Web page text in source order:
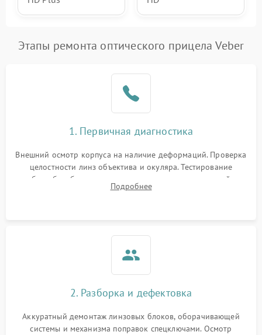
Этапы ремонта оптического прицела Veber
1. Первичная диагностика
Внешний осмотр корпуса на наличие деформаций. Проверка
целостности линз объектива и окуляра. Тестирование
работы барабанчиков ввода поправок, кольца отстройки
параллакса и зума. Выявление сколов, внутренних
Подробнее
2. Разборка и дефектовка
Аккуратный демонтаж линзовых блоков, оборачивающей
системы и механизма поправок спецключами. Осмотр